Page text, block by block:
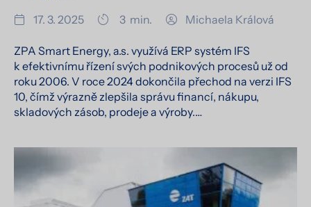
17. 3. 2025 3 min. Michaela Králová
ZPA Smart Energy, a.s. využívá ERP systém IFS
k efektivnímu řízení svých podnikových procesů už od
roku 2006. V roce 2024 dokončila přechod na verzi IFS
10, čímž výrazně zlepšila správu financí, nákupu,
skladových zásob, prodeje a výroby.…